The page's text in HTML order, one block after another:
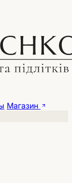
Магазин